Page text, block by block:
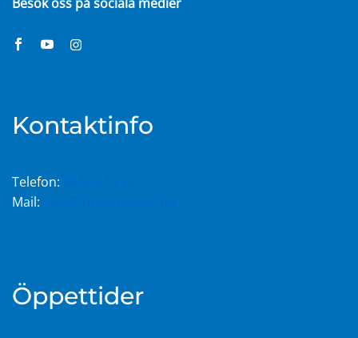
Kontaktinfo
Telefon:
Mail:
Öppettider